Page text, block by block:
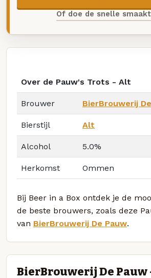
Of doe de snelle
Over de Pauw's Trots - Alt
Brouwer BierBrouwerij
Bierstijl Alt
Alcohol 5.0%
Herkomst Ommen
Bij Beer in a Box ontdek je de
de beste brouwers, zoals deze
van BierBrouwerij De Pauw.
BierBrouwerij De Pauw